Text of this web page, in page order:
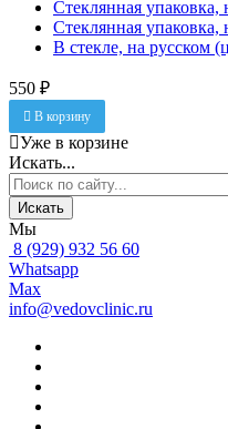
Стеклянная упаковка,
Стеклянная упаковка,
В стекле, на русском
550 ₽
В корзину
Уже в корзине
Искать...
Искать
Мы
8 (929) 932 56 60
Whatsapp
Max
info@vedovclinic.ru